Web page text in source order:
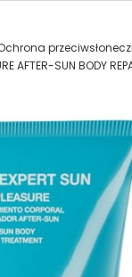
AFTER-SUN BODY